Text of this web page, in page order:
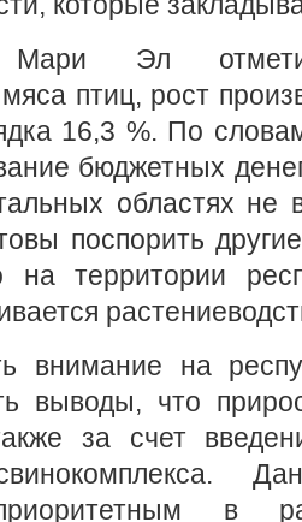
Мари Эл
птиц, рост
16,3 %. По
бюджетных
областях не
поспорить
на территории
внимание на
выводы, что
за счет
в